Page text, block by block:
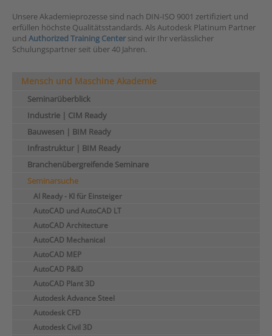
Unsere Akademieprozesse sind nach DIN-ISO 9001 zertifiziert und
erfüllen höchste Qualitätsstandards. Als Autodesk Platinum Partner
und Authorized Training Centersind wir Ihr verlässlicher
Schulungspartner seit über 40 Jahren.
Mensch und Maschine Akademie
Seminarüberblick
Industrie | CIM Ready
Bauwesen | BIM Ready
Infrastruktur | BIM Ready
Branchenübergreifende Seminare
Seminarsuche
AI Ready - KI für Einsteiger
AutoCAD und AutoCAD LT
AutoCAD Architecture
AutoCAD Mechanical
AutoCAD MEP
AutoCAD P&ID
AutoCAD Plant 3D
Autodesk Advance Steel
Autodesk CFD
Autodesk Civil 3D